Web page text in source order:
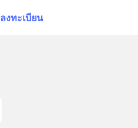
ลงทะเบียน